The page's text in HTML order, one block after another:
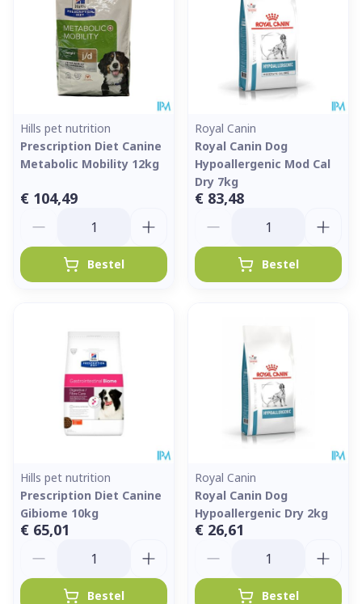
Hills pet nutrition
Prescription Diet Canine
Metabolic Mobility 12kg
€ 104,49
Bestel
Royal Canin
Royal Canin Dog
Hypoallergenic Mod Cal
Dry 7kg
€ 83,48
Bestel
Hills pet nutrition
Prescription Diet Canine
Gibiome 10kg
€ 65,01
Bestel
Royal Canin
Royal Canin Dog
Hypoallergenic Dry 2kg
€ 26,61
Bestel